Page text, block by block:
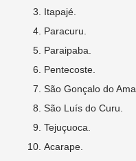
Itapajé.
Paracuru.
Paraipaba.
Pentecoste.
São Gonçalo do
São Luís do Curu.
Tejuçuoca.
Acarape.